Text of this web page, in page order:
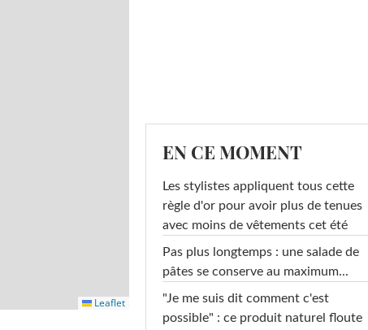
Leaflet
EN CE MOMENT
Les stylistes appliquent tous cette
règle d'or pour avoir plus de tenues
avec moins de vêtements cet été
Pas plus longtemps : une salade de
pâtes se conserve au maximum...
"Je me suis dit comment c'est
possible" : ce produit naturel floute